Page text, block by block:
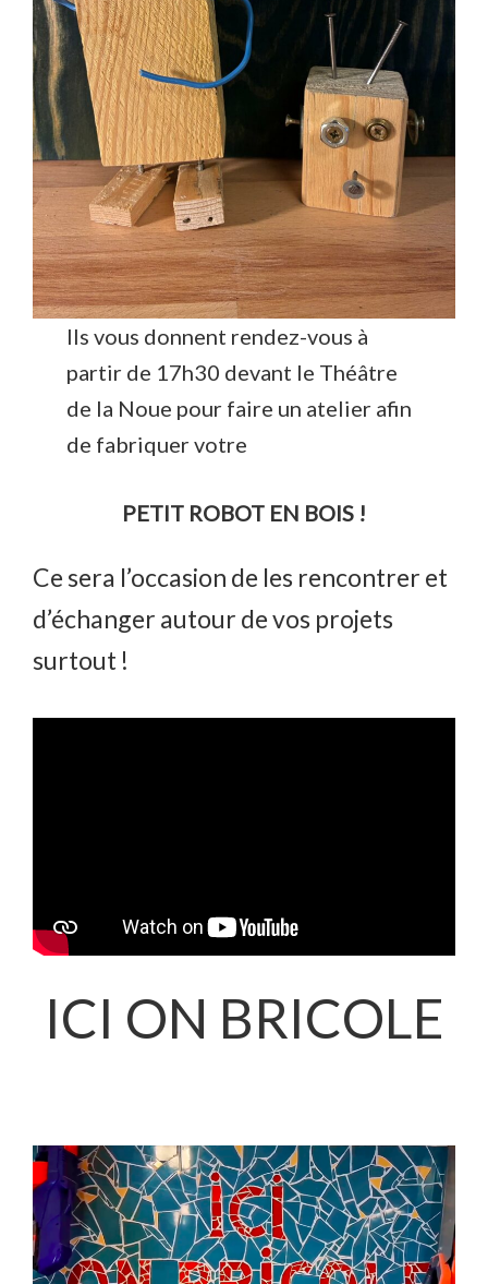
Ils vous donnent rendez-vous à
partir de 17h30 devant le Théâtre
de la Noue pour faire un atelier afin
de fabriquer votre
PETIT ROBOT EN BOIS !
Ce sera l’occasion de les rencontrer et
d’échanger autour de vos projets
surtout !
ICI ON BRICOLE